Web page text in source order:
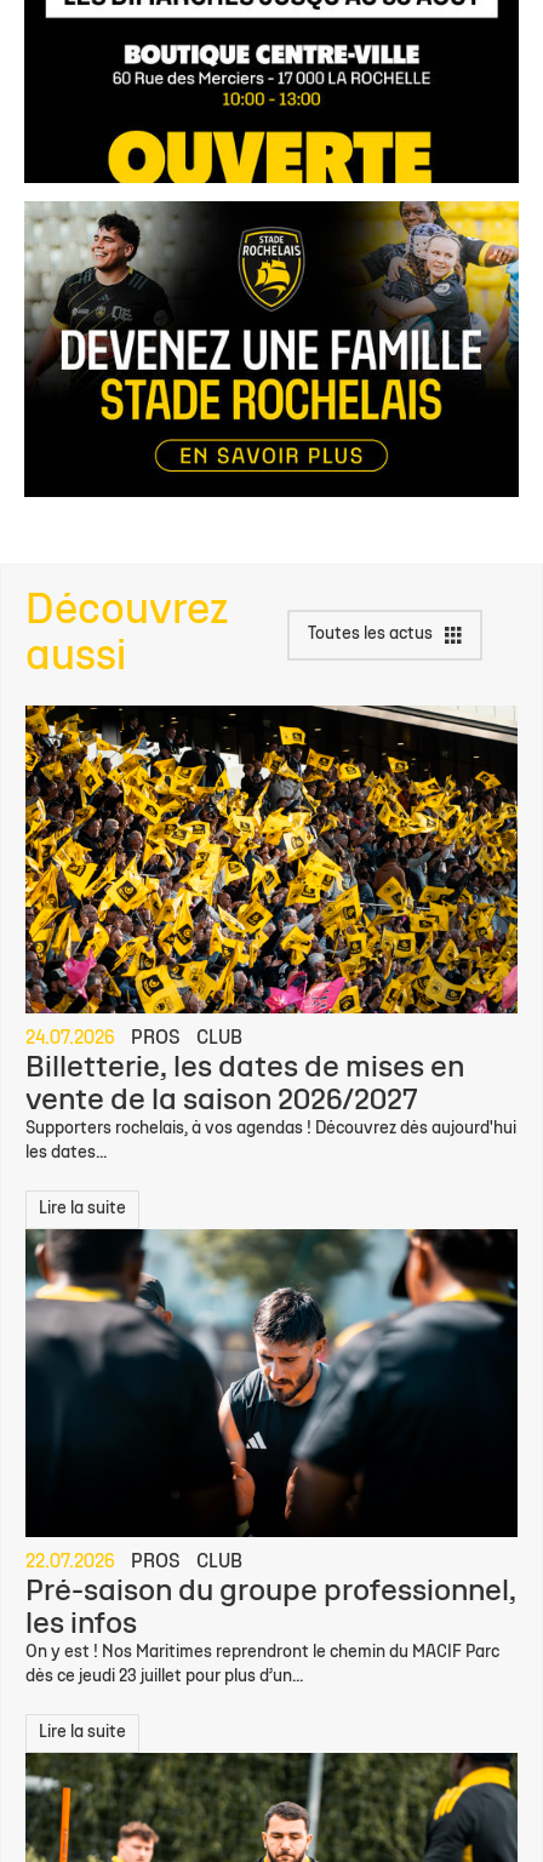
Découvrez
aussi
Toutes les actus
24.07.2026 PROS CLUB
Billetterie, les dates de mises en
vente de la saison 2026/2027
Supporters rochelais, à vos agendas ! Découvrez dès aujourd'hui
les dates...
Lire la suite
22.07.2026 PROS CLUB
Pré-saison du groupe professionnel,
les infos
On y est ! Nos Maritimes reprendront le chemin du MACIF Parc
dès ce jeudi 23 juillet pour plus d’un...
Lire la suite